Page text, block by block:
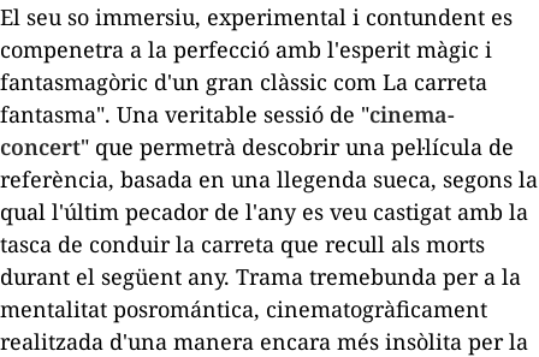
El seu so immersiu, experimental i contundent es
compenetra a la perfecció amb l'esperit màgic i
fantasmagòric d'un gran clàssic com La carreta
fantasma". Una veritable sessió de "cinema-
concert" que permetrà descobrir una pel·lícula de
referència, basada en una llegenda sueca, segons la
qual l'últim pecador de l'any es veu castigat amb la
tasca de conduir la carreta que recull als morts
durant el següent any. Trama tremebunda per a la
mentalitat posromántica, cinematogràficament
realitzada d'una manera encara més insòlita per la